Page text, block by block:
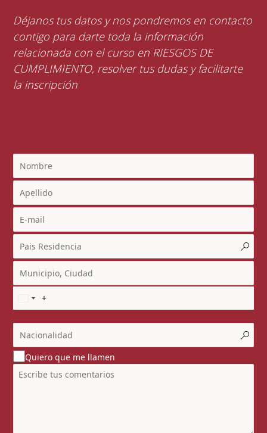
Déjanos tus datos y nos pondremos en contacto
contigo para darte toda la información
relacionada con el curso en RIESGOS DE
CUMPLIMIENTO, resolver tus dudas y facilitarte
la inscripción
Quiero que me llamen